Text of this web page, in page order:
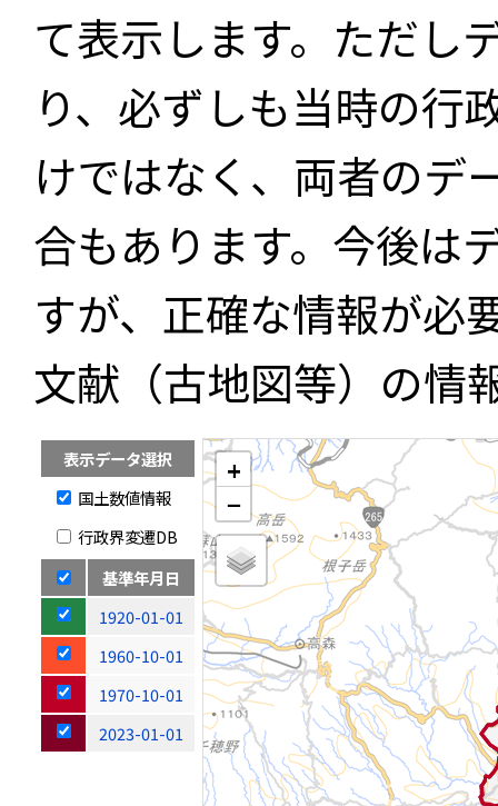
て表示します。ただし
り、必ずしも当時の行
けではなく、両者のデ
合もあります。今後は
すが、正確な情報が必
文献（古地図等）の情
表示データ選択
国土数値情報
行政界変遷DB
基準年月日
1920-01-01
1960-10-01
1970-10-01
2023-01-01
+
−